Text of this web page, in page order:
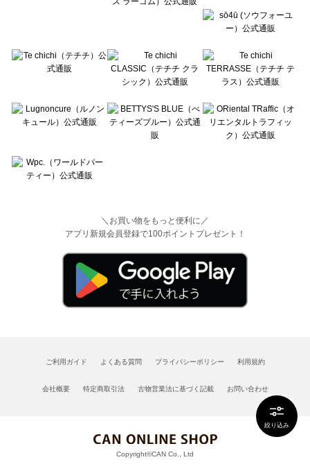
絞り込み
＼お買い物をもっと便利に／
アプリ新規会員登録で100ポイントプレゼント！
ご利用ガイド よくある質問 プライバシーポリシー 利用規約
会社概要 特定商取引法 古物営業法に基づく記載 お問い合わせ
Copyright©CAN Co., Ltd